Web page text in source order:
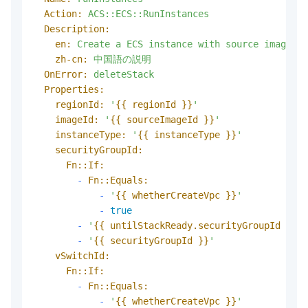
Action:
ACS::ECS::RunInstances
Description:
en:
Create a ECS instance with source image
zh-cn:
中国語の説明
OnError:
deleteStack
Properties:
regionId:
' {{ regionId }} '
imageId:
' {{ sourceImageId }} '
instanceType:
' {{ instanceType }} '
securityGroupId:
Fn::If:
-
Fn::Equals:
-
' {{ whetherCreateVpc }} '
-
true
-
' {{ untilStackReady.securityGroupId }}
-
' {{ securityGroupId }} '
vSwitchId:
Fn::If:
-
Fn::Equals:
-
' {{ whetherCreateVpc }} '